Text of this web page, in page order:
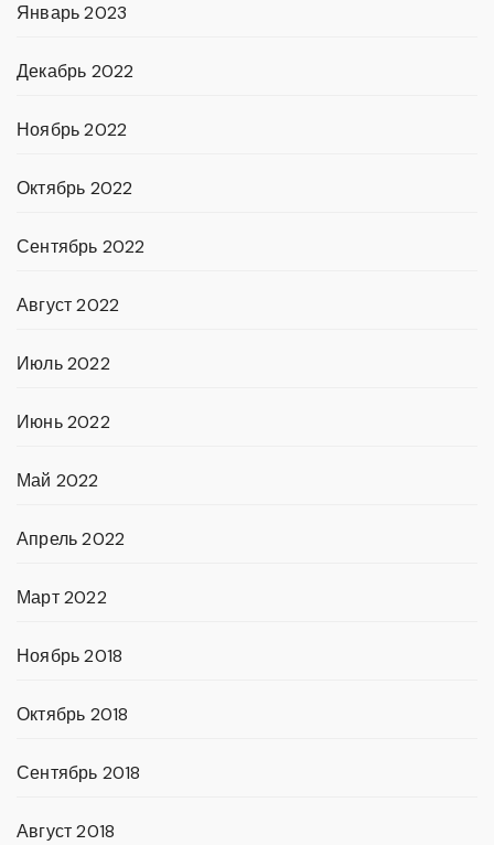
Январь 2023
Декабрь 2022
Ноябрь 2022
Октябрь 2022
Сентябрь 2022
Август 2022
Июль 2022
Июнь 2022
Май 2022
Апрель 2022
Март 2022
Ноябрь 2018
Октябрь 2018
Сентябрь 2018
Август 2018